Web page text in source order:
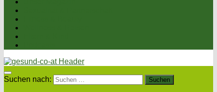
Suchen nach: